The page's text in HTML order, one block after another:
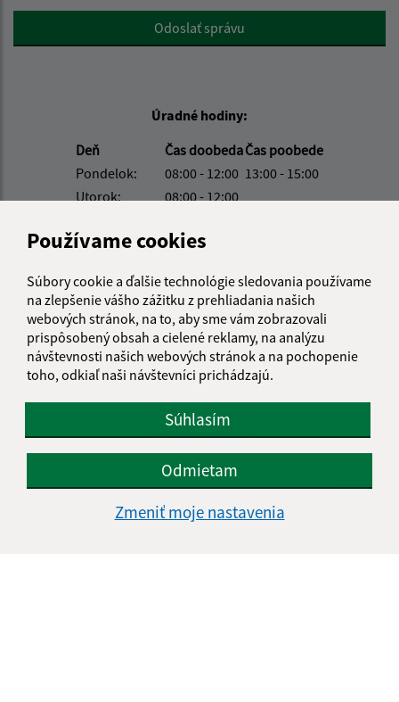
Používame cookies
Súbory cookie a ďalšie technológie sledovania používame
na zlepšenie vášho zážitku z prehliadania našich
webových stránok, na to, aby sme vám zobrazovali
prispôsobený obsah a cielené reklamy, na analýzu
návštevnosti našich webových stránok a na pochopenie
toho, odkiaľ naši návštevníci prichádzajú.
Súhlasím
Odmietam
Zmeniť moje nastavenia
Google reCaptcha ResponseOdoslať správu
Úradné hodiny:
Deň
Čas doobedaČas poobede
Pondelok:
08:00 - 12:00 13:00 - 15:00
Utorok:
08:00 - 12:00
Štvrtok:
nestránkový deň
Obedňajšia prestávka:12:00 - 13:00
Kontakt:
Košické Oľšany 118
04442 Rozhanovce
obec@kosickeolsany.sk
+421 55 6950 230
IČO: 324361